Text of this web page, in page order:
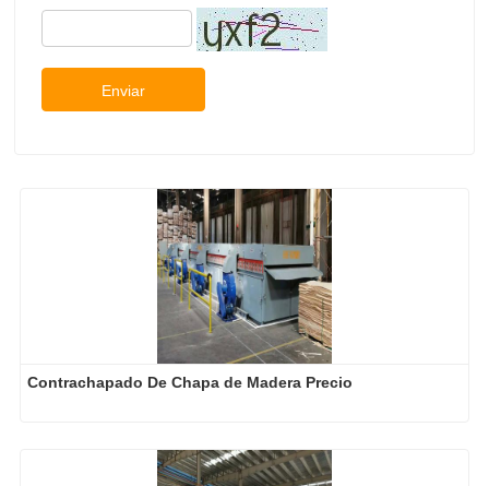
Enviar
Contrachapado De Chapa de Madera Precio